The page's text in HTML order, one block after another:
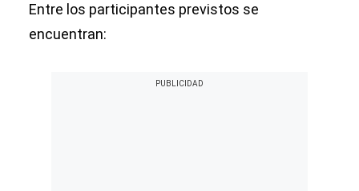
Entre los participantes previstos se
encuentran: